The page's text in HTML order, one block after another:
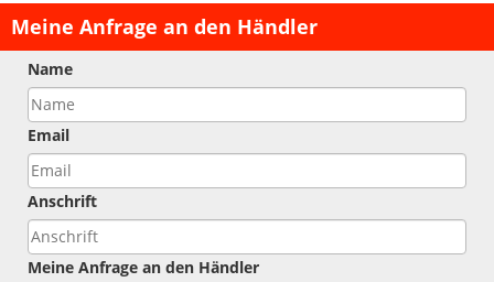
Meine Anfrage an den Händler
Name
Email
Anschrift
Meine Anfrage an den Händler